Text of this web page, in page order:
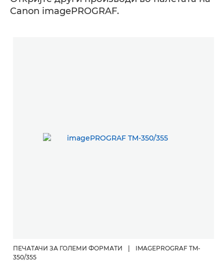
Canon imagePROGRAF.
ПЕЧАТАЧИ ЗА ГОЛЕМИ ФОРМАТИ
IMAGEPROGRAF TM-
350/355